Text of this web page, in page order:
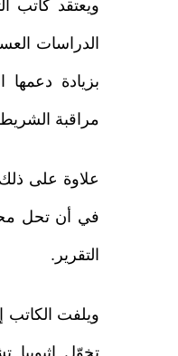
ويعتقد كاتب
الدراسات
بزيادة
مراقبة
علاوة على
في أن تحل
التقرير.
ويلفت الكاتب